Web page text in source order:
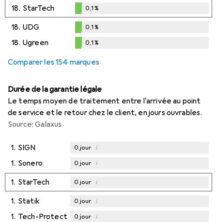
18. StarTech
0,1%
0,1%
18. UDG
%
0,1%
18. Ugreen 0,1%
Comparer les 154 marques
Durée de la garantie légale
Le temps moyen de traitement entre l'arrivée au point
de service et le retour chez le client, en jours ouvrables.
Source: Galaxus
1. SIGN 0 jour i
1. Sonero 0 jour i
1. StarTech 0 jour i
1. Statik 0 jour i
1. Tech-Protect 0 jour i